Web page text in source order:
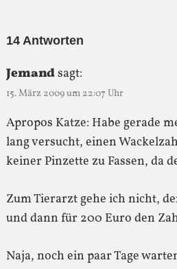
14 Antworten
Jemandsagt:
15. März 2009 um 22:07 Uhr
Apropos Katze: Habe gerade
lang versucht, einen
keiner Pinzette zu Fassen, da
Zum Tierarzt gehe ich nicht,
und dann für 200 Euro den
Naja, noch ein paar Tage